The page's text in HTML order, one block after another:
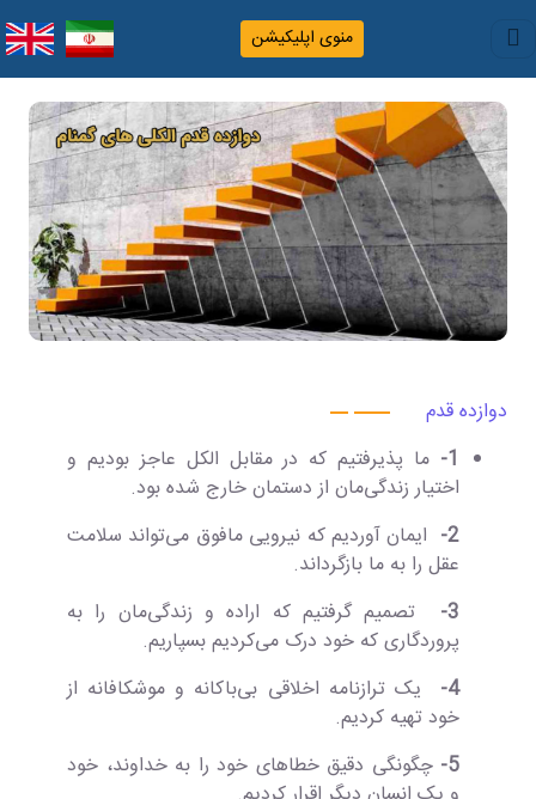
منوی اپلیکیشن
دوازده قدم
1- ما پذیرفتیم که در مقابل الکل عاجز بودیم و
اختیار زندگی‌مان از دستمان خارج شده بود.
2-
ایمان آوردیم که نیرویی مافوق می‌تواند سلامت
عقل را به ما بازگرداند.
3-
تصمیم گرفتیم که اراده و زندگی‌مان را به
پروردگاری که خود درک می‌کردیم بسپاریم.
4-
یک ترازنامه اخلاقی بی‌باکانه و موشکافانه از
خود تهیه کردیم.
5- چگونگی دقیق خطاهای خود را به خداوند، خود